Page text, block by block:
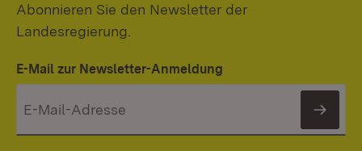
Abonnieren Sie den Newsletter der
Landesregierung.
E-Mail zur Newsletter-Anmeldung